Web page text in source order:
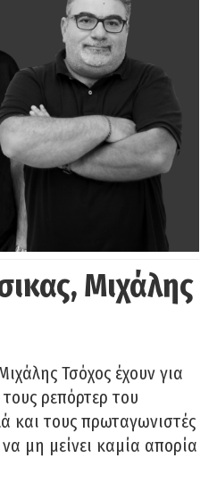
Μιχάλης
Τσόχος έχουν για
ρεπόρτερ του
και τους πρωταγωνιστές
μη μείνει καμία απορία